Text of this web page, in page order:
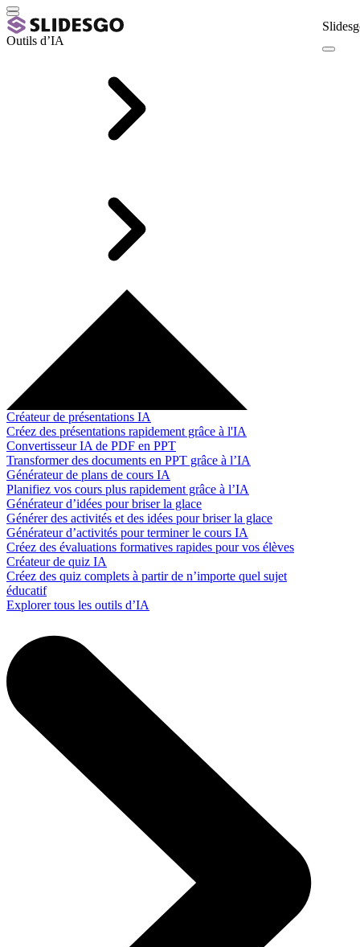
Outils d’IA
Créateur de présentations IA
Créez des présentations rapidement grâce à l'IA
Convertisseur IA de PDF en PPT
Transformer des documents en PPT grâce à l’IA
Générateur de plans de cours IA
Planifiez vos cours plus rapidement grâce à l’IA
Générateur d’idées pour briser la glace
Générer des activités et des idées pour briser la glace
Générateur d’activités pour terminer le cours IA
Créez des évaluations formatives rapides pour vos élèves
Créateur de quiz IA
Créez des quiz complets à partir de n’importe quel sujet
éducatif
Explorer tous les outils d’IA